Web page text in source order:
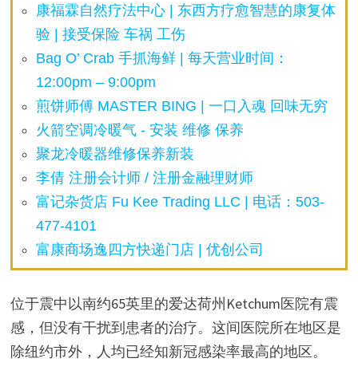
康福霖自然疗法中心 | 东西方疗愈智慧的康复体
验 | 接受保险 车祸 工伤
Bag O’ Crab 手抓海鲜 | 每天营业时间：
12:00pm – 9:00pm
煎饼师傅 MASTER BING | 一口入魂 回味无穷
火箭空调冷暖气 - 安装 维修 保养
聚龙冷暖器维修保养新装
李倩 注册会计师 / 注册金融理财师
富记杂货店 Fu Kee Trading LLC | 电话：503-
477-4101
富康商场逸四方快递门店 | 优创公司
位于震中以南约65英里的爱达荷州Ketchum医院有震
感，但没有干扰到患者的治疗。这间医院所在地区是
除纽约市外，人均已经知新冠感染率最高的地区。